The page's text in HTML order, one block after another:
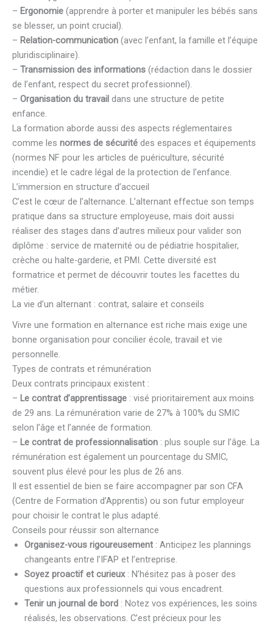
– Ergonomie (apprendre à porter et manipuler les bébés sans
se blesser, un point crucial).
– Relation-communication (avec l’enfant, la famille et l’équipe
pluridisciplinaire).
– Transmission des informations (rédaction dans le dossier
de l’enfant, respect du secret professionnel).
– Organisation du travail dans une structure de petite
enfance.
La formation aborde aussi des aspects réglementaires
comme les normes de sécurité des espaces et équipements
(normes NF pour les articles de puériculture, sécurité
incendie) et le cadre légal de la protection de l’enfance.
L’immersion en structure d’accueil
C’est le cœur de l’alternance. L’alternant effectue son temps
pratique dans sa structure employeuse, mais doit aussi
réaliser des stages dans d’autres milieux pour valider son
diplôme : service de maternité ou de pédiatrie hospitalier,
crèche ou halte-garderie, et PMI. Cette diversité est
formatrice et permet de découvrir toutes les facettes du
métier.
La vie d’un alternant : contrat, salaire et conseils
Vivre une formation en alternance est riche mais exige une
bonne organisation pour concilier école, travail et vie
personnelle.
Types de contrats et rémunération
Deux contrats principaux existent :
– Le contrat d’apprentissage : visé prioritairement aux moins
de 29 ans. La rémunération varie de 27% à 100% du SMIC
selon l’âge et l’année de formation.
– Le contrat de professionnalisation : plus souple sur l’âge. La
rémunération est également un pourcentage du SMIC,
souvent plus élevé pour les plus de 26 ans.
Il est essentiel de bien se faire accompagner par son CFA
(Centre de Formation d’Apprentis) ou son futur employeur
pour choisir le contrat le plus adapté.
Conseils pour réussir son alternance
Organisez-vous rigoureusement : Anticipez les plannings
changeants entre l’IFAP et l’entreprise.
Soyez proactif et curieux: N’hésitez pas à poser des
questions aux professionnels qui vous encadrent.
Tenir un journal de bord : Notez vos expériences, les soins
réalisés, les observations. C’est précieux pour les